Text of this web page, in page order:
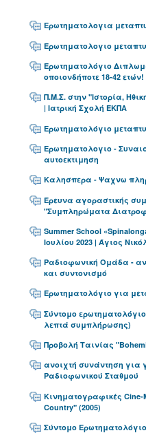
Ερωτηματολογια
Ερωτηματολογιο
Ερωτηματολόγιο
οποιονδήποτε 18-42 ετών!
Π.Μ.Σ. στην "Ιστορία,
| Ιατρική Σχολή ΕΚΠΑ
Ερωτηματολόγιο
Ερωτηματολογιο -
αυτοεκτιμηση
Καλησπερα - Ψαχνω
Έρευνα αγοραστικής
"Συμπληρώματα
Summer School
Ιουλίου 2023 | Άγιος
Ραδιοφωνική Ομάδα -
και συντονισμό
Ερωτηματολόγιο για
Σύντομο
λεπτά συμπλήρωσης)
Προβολή Ταινίας
ανοιχτή συνάντηση για
Ραδιοφωνικού Σταθμού
Κινηματογραφικές Cine-
Country" (2005)
Σύντομο